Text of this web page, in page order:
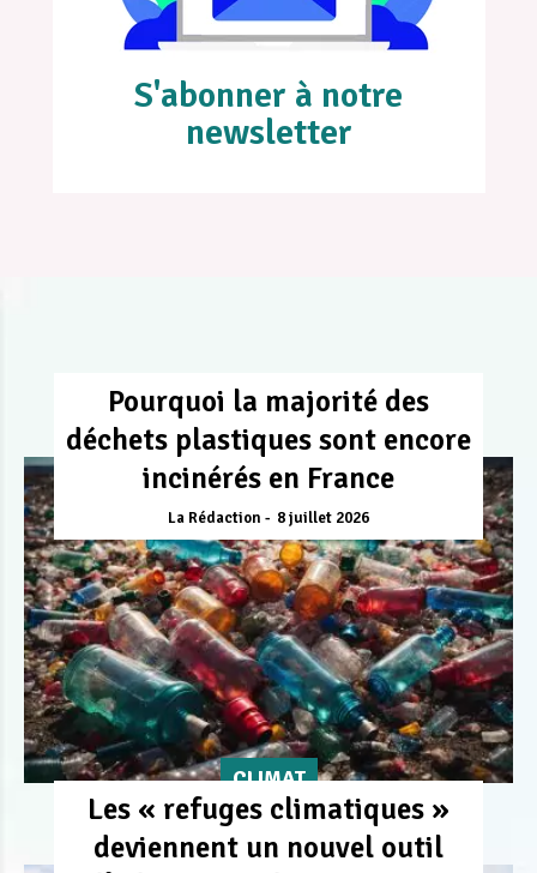
S'abonner à notre
newsletter
Pourquoi la majorité des
déchets plastiques sont encore
incinérés en France
La Rédaction 8 juillet 2026
CLIMAT
Les « refuges climatiques »
deviennent un nouvel outil